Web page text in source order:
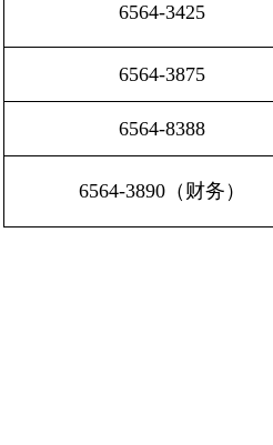
6564-3425
6564-3875
6564-8388
6564-3890 （财务）